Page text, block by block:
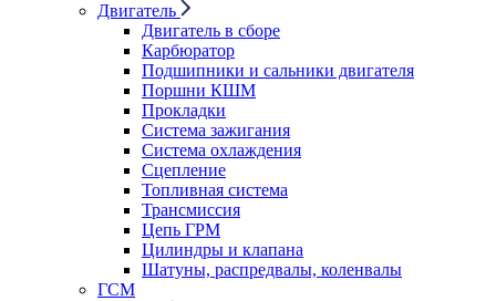
Двигатель
Двигатель в сборе
Карбюратор
Подшипники и сальники двигателя
Поршни КШМ
Прокладки
Система зажигания
Система охлаждения
Сцепление
Топливная система
Трансмиссия
Цепь ГРМ
Цилиндры и клапана
Шатуны, распредвалы, коленвалы
ГСМ